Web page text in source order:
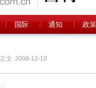
国际 通知 政策
正文 2008-12-10